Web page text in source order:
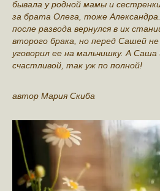
бывала у родной мамы и
за брата Олега, тоже
после развода вернулся в их
второго брака, но перед Сашей
уговорил ее на мальчишку. А
счастливой, так уж по полной!
автор Мария Скиба